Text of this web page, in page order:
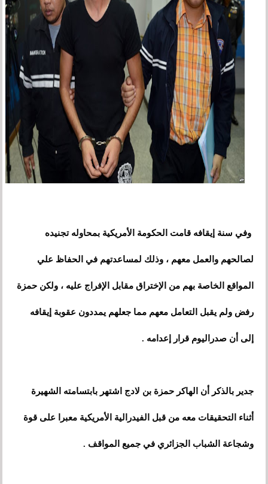
وفي سنة إيقافه قامت الحكومة الأمريكية بمحاوله تجنيده
لصالحهم والعمل معهم،وذلك لمساعدتهم في الحفاظ علي
المواقع الخاصة بهم من الإختراق مقابل الإفراج عليه ، ولكن حمزة
رفض ولم يقبل التعامل معهم مما جعلهم يمددون عقوبة إيقافه
إلى أن صدراليوم قرار إعدامه .
جدير بالذكر أن الهاكر حمزة بن لادج اشتهر بابتسامته الشهيرة
أثناء التحقيقات معه من قبل الفيدرالية الأمريكية معبرا على قوة
وشجاعة الشباب الجزائري في جميع المواقف .